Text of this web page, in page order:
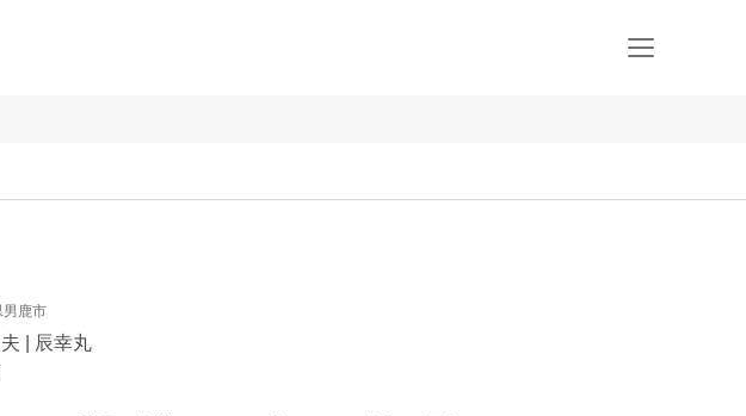
男鹿市
| 辰幸丸